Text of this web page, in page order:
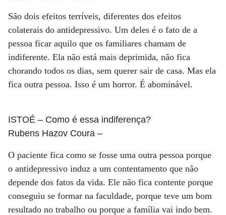
São dois efeitos terríveis, diferentes dos efeitos
colaterais do antidepressivo. Um deles é o fato de a
pessoa ficar aquilo que os familiares chamam de
indiferente. Ela não está mais deprimida, não fica
chorando todos os dias, sem querer sair de casa. Mas ela
fica outra pessoa. Isso é um horror. É abominável.
ISTOÉ – Como é essa indiferença?
Rubens Hazov Coura –
O paciente fica como se fosse uma outra pessoa porque
o antidepressivo induz a um contentamento que não
depende dos fatos da vida. Ele não fica contente porque
conseguiu se formar na faculdade, porque teve um bom
resultado no trabalho ou porque a família vai indo bem.